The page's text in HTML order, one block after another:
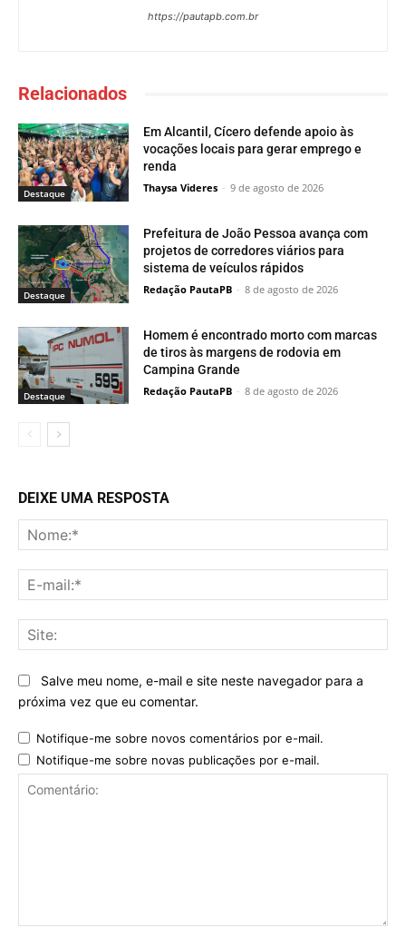
https://pautapb.com.br
Relacionados
Destaque
Em Alcantil, Cícero defende apoio às
vocações locais para gerar emprego e
renda
Thaysa Videres - 9 de agosto de 2026
Destaque
Prefeitura de João Pessoa avança com
projetos de corredores viários para
sistema de veículos rápidos
Redação PautaPB - 8 de agosto de 2026
Destaque
Homem é encontrado morto com marcas
de tiros às margens de rodovia em
Campina Grande
Redação PautaPB - 8 de agosto de 2026
DEIXE UMA RESPOSTA
Salve meu nome, e-mail e site neste navegador para a
próxima vez que eu comentar.
Notifique-me sobre novos comentários por e-mail.
Notifique-me sobre novas publicações por e-mail.